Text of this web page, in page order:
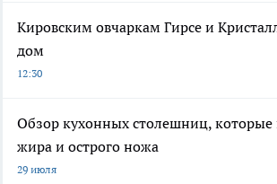
Кировским овчаркам Гирсе и
дом
12:30
Обзор кухонных столешниц, которые
жира и острого ножа
29 июля